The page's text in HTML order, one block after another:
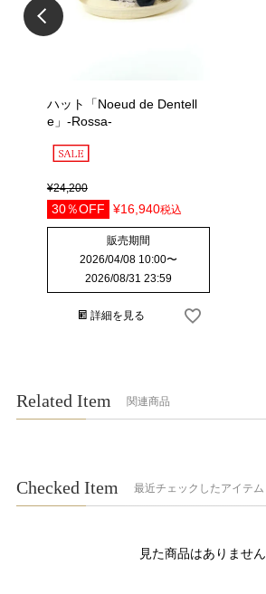
ハット「Noeud de Dentell
e」-Rossa-
¥24,200
30％OFF ¥16,940税込
販売期間
2026/04/08 10:00〜
2026/08/31 23:59
詳細を見る
Related Item 関連商品
Checked Item 最近チェックしたアイテム
見た商品はありません